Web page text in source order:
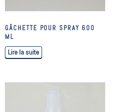
GÂCHETTE POUR SPRAY 600
ML
Lire la suite